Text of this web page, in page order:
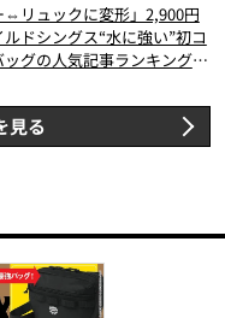
⇔リュックに変形」2,900円
ドシングス“水に強い”初コ
グの人気記事ランキングベ
見る